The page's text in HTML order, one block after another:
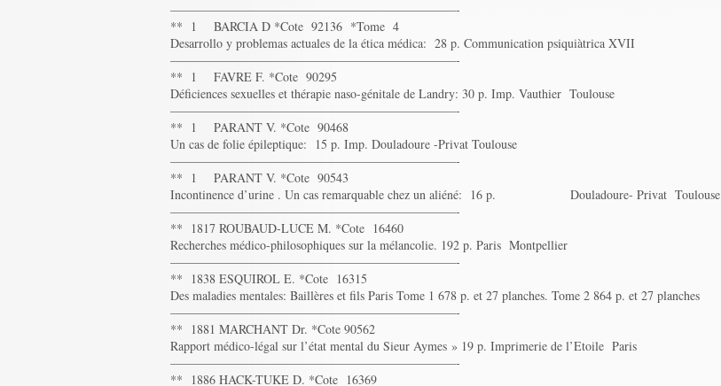
———————————————————————-
** 1 BARCIA D *Cote 92136 *Tome 4
Desarrollo y problemas actuales de la ética médica: 28 p. Communication psiquiàtrica XVII
———————————————————————-
** 1 FAVRE F. *Cote 90295
Déficiences sexuelles et thérapie naso-génitale de Landry: 30 p. Imp. Vauthier Toulouse
———————————————————————-
** 1 PARANT V. *Cote 90468
Un cas de folie épileptique: 15 p. Imp. Douladoure -Privat Toulouse
———————————————————————-
** 1 PARANT V. *Cote 90543
Incontinence d’urine . Un cas remarquable chez un aliéné: 16 p. Douladoure- Privat Toulouse
———————————————————————-
** 1817 ROUBAUD-LUCE M. *Cote 16460
Recherches médico-philosophiques sur la mélancolie. 192 p. Paris Montpellier
———————————————————————-
** 1838 ESQUIROL E. *Cote 16315
Des maladies mentales: Baillères et fils Paris Tome 1 678 p. et 27 planches. Tome 2 864 p. et 27 planches
———————————————————————-
** 1881 MARCHANT Dr. *Cote 90562
Rapport médico-légal sur l’état mental du Sieur Aymes » 19 p. Imprimerie de l’Etoile Paris
———————————————————————-
** 1886 HACK-TUKE D. *Cote 16369